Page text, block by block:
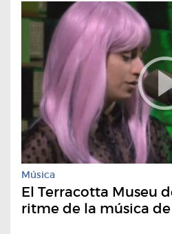
Música
El Terracotta Museu
ritme de la música de